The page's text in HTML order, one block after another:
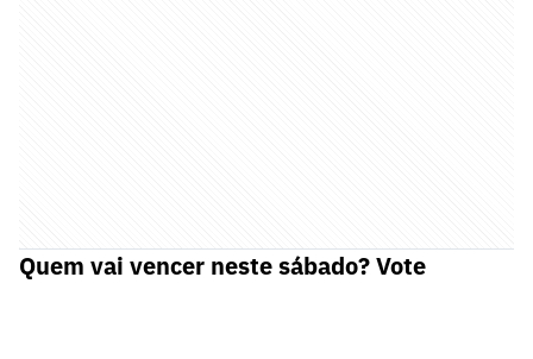
Quem vai vencer neste sábado? Vote